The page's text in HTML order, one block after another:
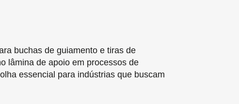
buchas de guiamento e tiras de
lâmina de apoio em processos de
essencial para indústrias que buscam